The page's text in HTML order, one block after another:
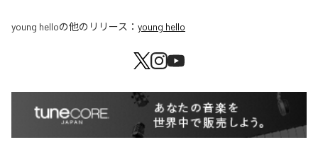
young helloの他のリリース： young hello